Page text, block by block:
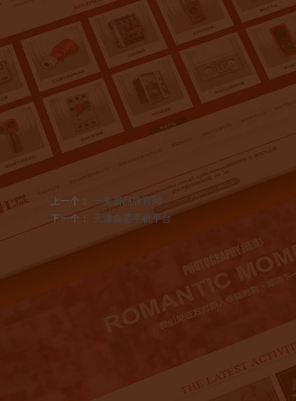
上一个：
一美居品牌官网
下一个：
天津鑫鎏手机平台